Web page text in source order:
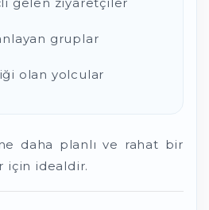
gruplar
olan yolcular
daha planlı ve rahat bir
için idealdir.